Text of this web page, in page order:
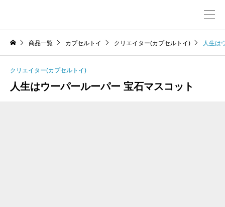
商品一覧 カプセルトイ クリエイター(カプセルトイ) 人生は
クリエイター(カプセルトイ)
人生はウーパールーパー 宝石マスコット